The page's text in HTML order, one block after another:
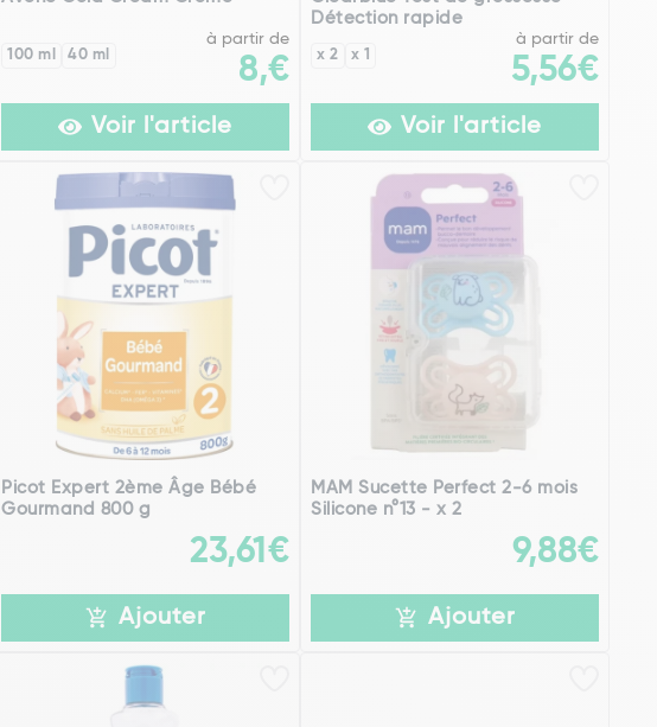
100 ml 40 ml
à partir de
8,€
Voir l'article
Détection rapide
x 2 x 1
à partir de
5,56€
Voir l'article
Picot Expert 2ème Âge Bébé
Gourmand 800 g
23,61€
Ajouter
MAM Sucette Perfect 2-6 mois
Silicone n°13 - x 2
9,88€
Ajouter